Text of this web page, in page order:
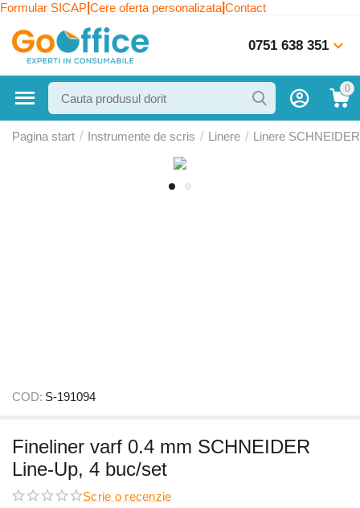
Formular SICAP Cere oferta personalizata Contact
0751 638 351
0
Pagina start / Instrumente de scris / Linere / Linere SCHNEIDER
COD: S-191094
Fineliner varf 0.4 mm SCHNEIDER
Line-Up, 4 buc/set
Scrie o recenzie